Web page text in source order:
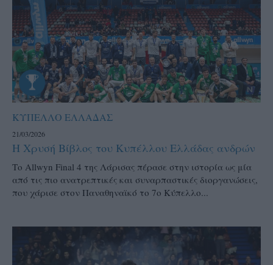
ΚΥΠΕΛΛΟ ΕΛΛΑΔΑΣ
21/03/2026
Η Χρυσή Βίβλος του Κυπέλλου Ελλάδας ανδρών
Το Allwyn Final 4 της Λάρισας πέρασε στην ιστορία ως μία
από τις πιο ανατρεπτικές και συναρπαστικές διοργανώσεις,
που χάρισε στον Παναθηναϊκό το 7ο Κύπελλο...